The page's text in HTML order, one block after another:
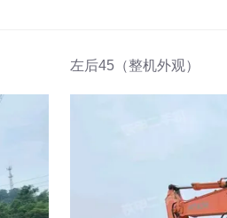
左后45（整机外观）